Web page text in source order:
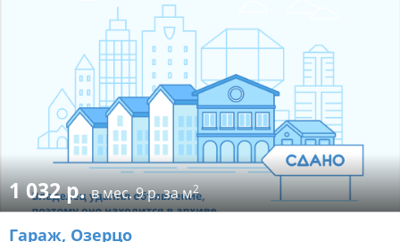
1 032 р.в мес.9 р. за м2
Гараж, Озерцо